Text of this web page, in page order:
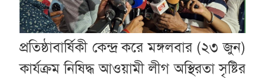
প্রতিষ্ঠাবার্ষিকী কেন্দ্র করে মঙ্গলবার (২৩ জুন)
কার্যক্রম নিষিদ্ধ আওয়ামী লীগ অস্থিরতা সৃষ্টির